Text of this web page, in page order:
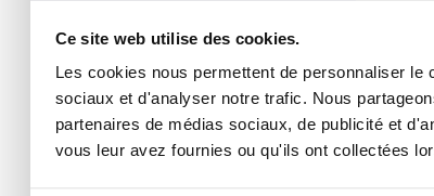
Ce site web utilise des cookies.
Les cookies nous permettent de personnaliser
sociaux et d'analyser notre trafic. Nous
partenaires de médias sociaux, de publicité et
vous leur avez fournies ou qu'ils ont collectées
10,20
Protecteur d'Objectif Samsung